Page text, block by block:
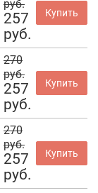
руб.
257
руб.
Купить
270
руб.
257
руб.
Купить
270
руб.
257
руб.
Купить